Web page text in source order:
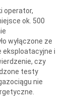
operator,
ok. 500
wyłączone ze
eksploatacyjne i
czy
testy
nie